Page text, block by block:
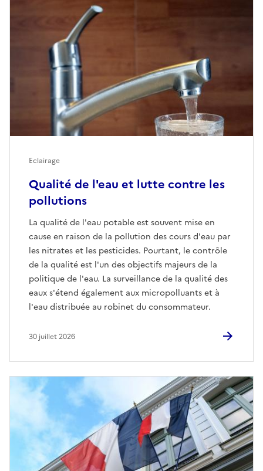
Qualité de l'eau et lutte contre les
pollutions
La qualité de l'eau potable est souvent mise en
cause en raison de la pollution des cours d'eau par
les nitrates et les pesticides. Pourtant, le contrôle
de la qualité est l'un des objectifs majeurs de la
politique de l'eau. La surveillance de la qualité des
eaux s'étend également aux micropolluants et à
l'eau distribuée au robinet du consommateur.
Eclairage
30 juillet 2026